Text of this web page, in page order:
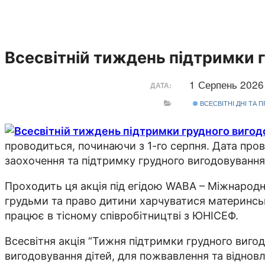
Всесвітній тиждень підтримки
ДАТА: 1 Серпень
ВСЕСВІТНІ ДНІ ТА
проводиться, починаючи з 1-го серпня. Дата
заохочення та підтримку грудного
Проходить ця акція під егідою WABA –
грудьми та право дитини харчуватися
працює в тісному співробітництві з ЮНІСЕФ.
Всесвітня акція “Тижня підтримки грудного
вигодовування дітей, для пожвавлення та